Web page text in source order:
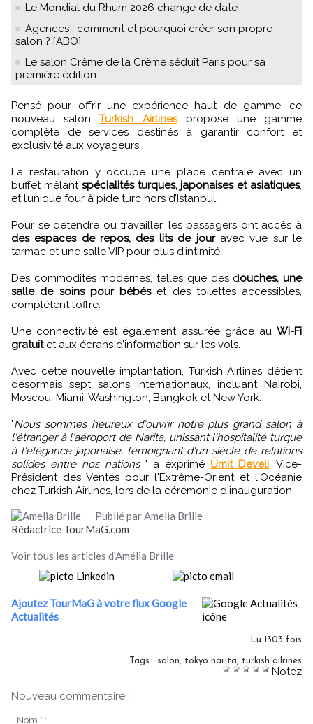
Le Mondial du Rhum 2026 change de date
Agences : comment et pourquoi créer son propre
salon ? [ABO]
Le salon Crème de la Crème séduit Paris pour sa
première édition
Pensé pour offrir une expérience haut de gamme, ce
nouveau salonTurkish Airlinespropose une gamme
complète de services destinés à garantir confort et
exclusivité aux voyageurs.
La restauration y occupe une place centrale avec un
buffet mêlant spécialités turques, japonaises et asiatiques,
et l’unique four à pide turc hors d’Istanbul.
Pour se détendre ou travailler, les passagers ont accès à
des espaces de repos, des lits de jouravec vue sur le
tarmac et une salle VIP pour plus d’intimité.
Des commodités modernes, telles que des douches, une
salle de soins pour bébéset des toilettes accessibles,
complètent l’offre.
Une connectivité est également assurée grâce au Wi-Fi
gratuitet aux écrans d’information sur les vols.
Avec cette nouvelle implantation, Turkish Airlines détient
désormais sept salons internationaux, incluant Nairobi,
Moscou, Miami, Washington, Bangkok et New York.
"Nous sommes heureux d'ouvrir notre plus grand salon à
l'étranger à l'aéroport de Narita, unissant l'hospitalité turque
à l'élégance japonaise, témoignant d'un siècle de relations
solides entre nos nations " a expriméÜmit Develi, Vice-
Président des Ventes pour l'Extrême-Orient et l'Océanie
chez Turkish Airlines, lors de la cérémonie d'inauguration.
Publié par Amelia Brille
Rédactrice TourMaG.com
Voir tous les articles d'Amélia Brille
Ajoutez TourMaG à votre flux Google
Actualités
Lu 1303 fois
Tags : salon, tokyo narita, turkish ailrines
Notez
Nouveau commentaire :
Nom * :